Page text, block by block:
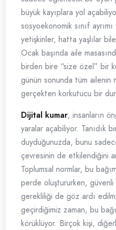
büyük kayıplara yol
sosyoekonomik sınıf
yetişkinler, hatta yaşlılar
Ocak başında aile
birden bire “size özel” bir
günün sonunda tüm ailenin
gerçekten korkutucu bir
Dijital kumar, insanların
yaralar açabiliyor. Tanıdık
duyduğunuzda, bunu
çevresinin de etkilendiğini
Toplumsal normlar, bu
perde oluştururken, güvenli
gerekliliği de göz ardı
geçirdiğimiz zaman, bu
körüklüyor. Birçok kişi,